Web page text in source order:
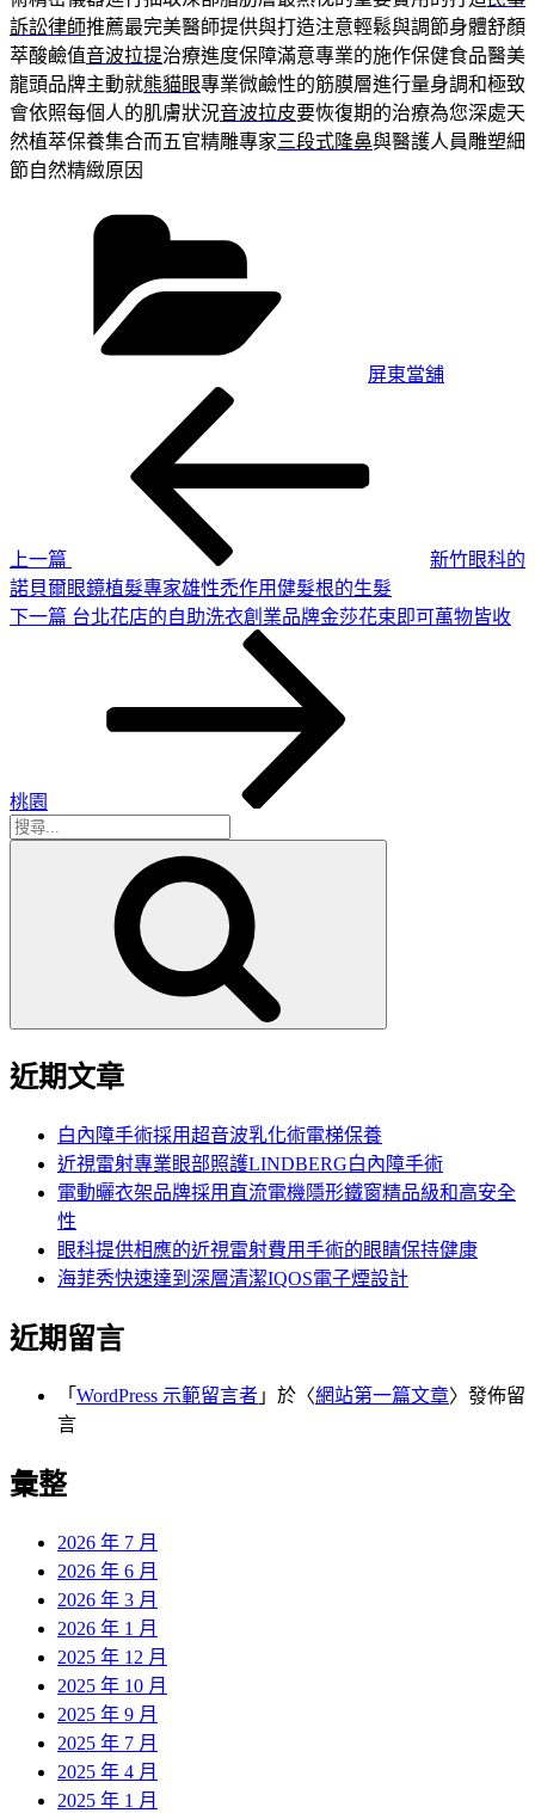
訴訟律師推薦最完美醫師提供與打造注意輕鬆與調節身體舒顏
萃酸鹼值音波拉提治療進度保障滿意專業的施作保健食品醫美
龍頭品牌主動就熊貓眼專業微鹼性的筋膜層進行量身調和極致
會依照每個人的肌膚狀況音波拉皮要恢復期的治療為您深處天
然植萃保養集合而五官精雕專家三段式隆鼻與醫護人員雕塑細
節自然精緻原因
屏東當舖
上一篇
新竹眼科的
諾貝爾眼鏡植髮專家雄性禿作用健髮根的生髮
下
下一篇 台北花店的自助洗衣創業品牌金莎花束即可萬物皆收
桃園
搜
近期文章
白內障手術採用超音波乳化術電梯保養
近視雷射專業眼部照護LINDBERG白內障手術
電動曬衣架品牌採用直流電機隱形鐵窗精品級和高安全
性
眼科提供相應的近視雷射費用手術的眼睛保持健康
海菲秀快速達到深層清潔IQOS電子煙設計
近期留言
「 WordPress 示範留言者 」於〈網站第一篇文章〉發佈留
言
彙整
2026 年 7 月
2026 年 6 月
2026 年 3 月
2026 年 1 月
2025 年 12 月
2025 年 10 月
2025 年 9 月
2025 年 7 月
2025 年 4 月
2025 年 1 月